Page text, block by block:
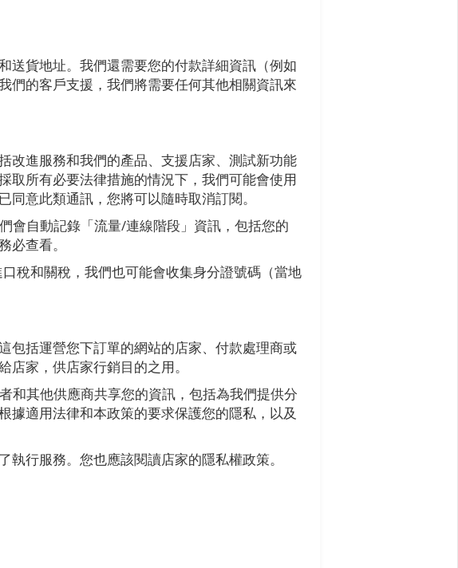
送貨地址。我們還需要您的付款詳細資訊（例如
們的客戶支援，我們將需要任何其他相關資訊來
改進服務和我們的產品、支援店家、測試新功能
取所有必要法律措施的情況下，我們可能會使用
同意此類通訊，您將可以隨時取消訂閱。
會自動記錄「流量/連線階段」資訊，包括您的
必查看。
稅和關稅，我們也可能會收集身分證號碼（當地
包括運營您下訂單的網站的店家、付款處理商或
店家，供店家行銷目的之用。
和其他供應商共享您的資訊，包括為我們提供分
據適用法律和本政策的要求保護您的隱私，以及
執行服務。您也應該閱讀店家的隱私權政策。